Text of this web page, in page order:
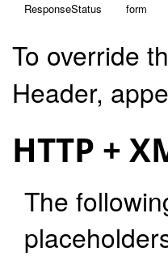
ResponseStatus
form
To override
Header,
HTTP +
The